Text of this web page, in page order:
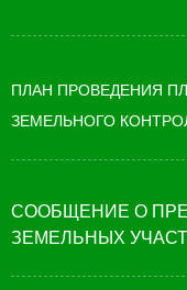
ПЛАН ПРОВЕДЕНИЯ
ЗЕМЕЛЬНОГО
СООБЩЕНИЕ О
ЗЕМЕЛЬНЫХ